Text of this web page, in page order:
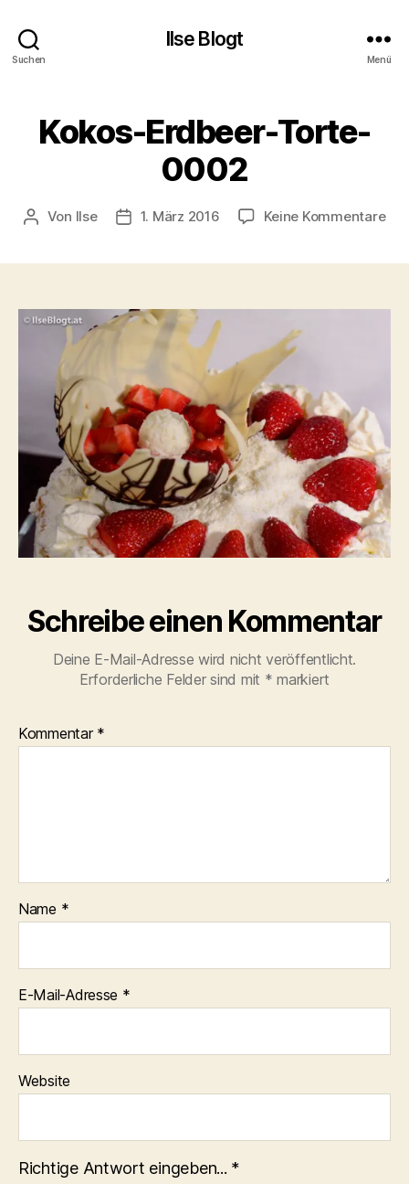
Suchen
Ilse Blogt
Menü
Kokos-Erdbeer-Torte-
0002
Beitragsautor
Von Ilse Beitragsdatum
1. März 2016 Keine Kommentarezu
Schreibe einen Kommentar
Deine E-Mail-Adresse wird nicht veröffentlicht.
Erforderliche Felder sind mit * markiert
Kommentar *
Name *
E-Mail-Adresse *
Website
Richtige Antwort eingeben... *